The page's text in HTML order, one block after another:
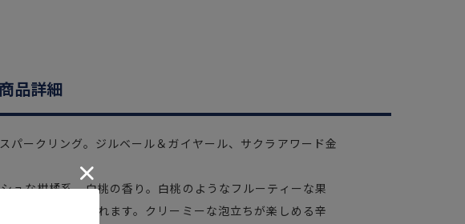
商品詳細
ークリング。ジルベール＆ガイヤール、サクラアワード金
ュな柑橘系、白桃の香り。白桃のようなフルーティーな果
ンス良く感じられます。クリーミーな泡立ちが楽しめる辛